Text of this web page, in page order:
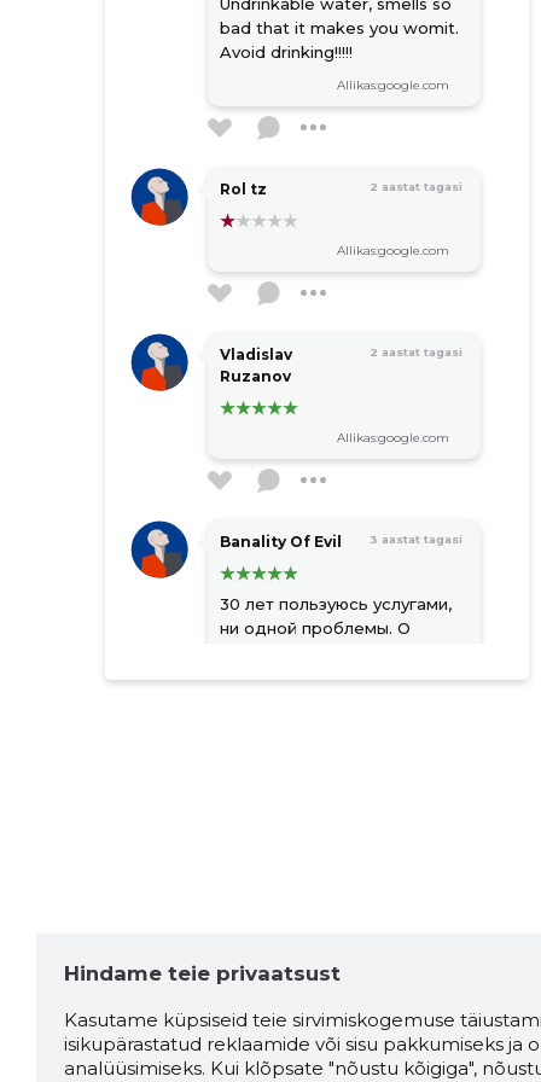
bad that it makes you womit.
Avoid drinking!!!!!
Allikas:google.com
Rol tz 2 aastat tagasi
Allikas:google.com
Vladislav
Ruzanov
2 aastat tagasi
Allikas:google.com
Banality Of Evil 3 aastat tagasi
30 лет пользуюсь услугами,
ни одной проблемы. О
ранее, на аварии сразу
Artur Ambus 3 aastat tagasi
Hindame teie privaatsust
Kasutame küpsiseid teie sirvimiskogemuse
isikupärastatud reklaamide või sisu pakkumiseks ja
analüüsimiseks. Kui klõpsate "nõustu kõigiga",